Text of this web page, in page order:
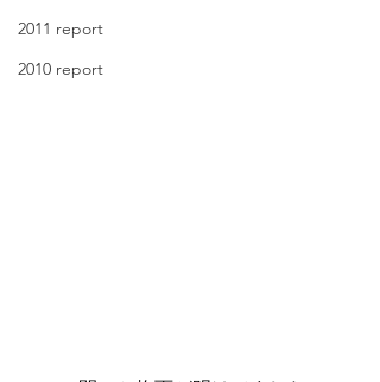
2011 report
2010 report